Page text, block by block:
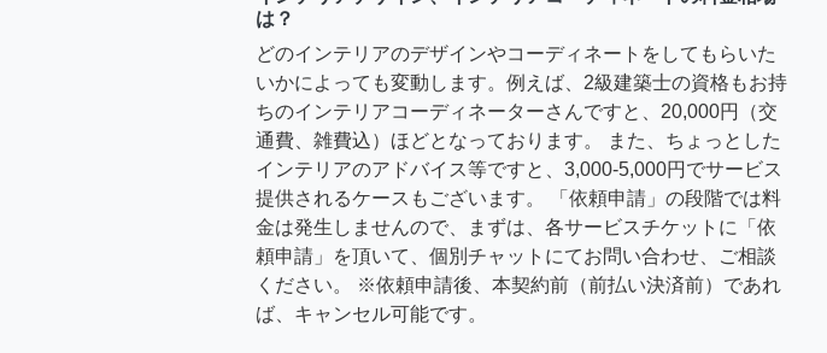
は？
どのインテリアのデザインやコーディネートをしてもらいた
いかによっても変動します。例えば、2級建築士の資格もお持
ちのインテリアコーディネーターさんですと、20,000円（交
通費、雑費込）ほどとなっております。 また、ちょっとした
インテリアのアドバイス等ですと、3,000-5,000円でサービス
提供されるケースもございます。 「依頼申請」の段階では料
金は発生しませんので、まずは、各サービスチケットに「依
頼申請」を頂いて、個別チャットにてお問い合わせ、ご相談
ください。 ※依頼申請後、本契約前（前払い決済前）であれ
ば、キャンセル可能です。